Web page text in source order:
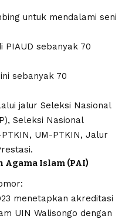
untuk mendalami seni
PIAUD sebanyak 70
sebanyak 70
jalur Seleksi Nasional
Seleksi Nasional
UM-PTKIN, Jalur
Islam (PAI)
menetapkan akreditasi
UIN Walisongo dengan